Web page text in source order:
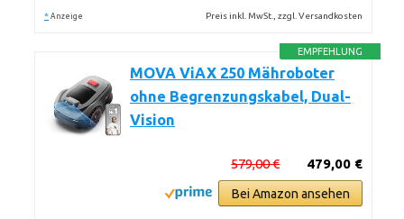
* Anzeige Preis inkl. MwSt., zzgl. Versandkosten
EMPFEHLUNG
MOVA ViAX 250 Mähroboter
ohne Begrenzungskabel, Dual-
Vision
479,00 €
579,00 €
Bei Amazon ansehen